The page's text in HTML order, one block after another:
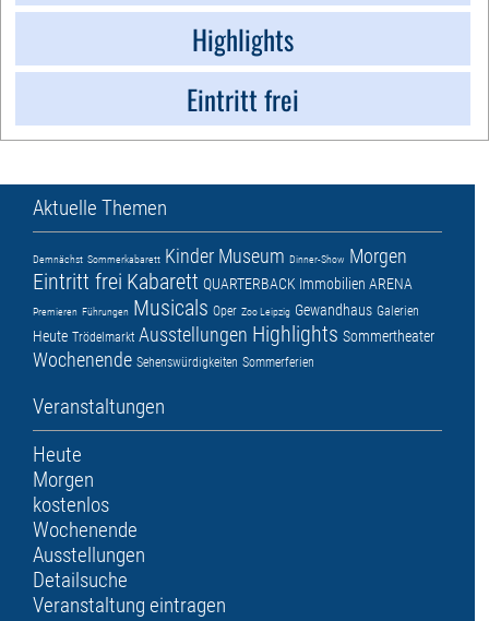
Highlights
Eintritt frei
Aktuelle Themen
Demnächst Sommerkabarett Kinder Museum Dinner-Show Morgen
Eintritt frei Kabarett QUARTERBACK Immobilien ARENA
Premieren Führungen Musicals Oper Zoo Leipzig Gewandhaus Galerien
Heute Trödelmarkt Ausstellungen Highlights Sommertheater
Wochenende Sehenswürdigkeiten Sommerferien
Veranstaltungen
Heute
Morgen
kostenlos
Wochenende
Ausstellungen
Detailsuche
Veranstaltung eintragen